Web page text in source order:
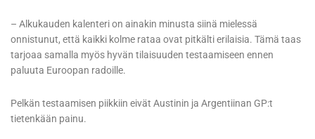
– Alkukauden kalenteri on ainakin minusta siinä mielessä
onnistunut, että kaikki kolme rataa ovat pitkälti erilaisia. Tämä taas
tarjoaa samalla myös hyvän tilaisuuden testaamiseen ennen
paluuta Euroopan radoille.
Pelkän testaamisen piikkiin eivät Austinin ja Argentiinan GP:t
tietenkään painu.